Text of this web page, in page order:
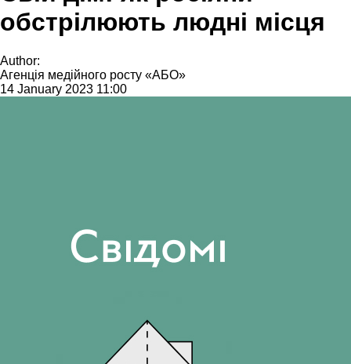
обстрілюють людні місця
Author:
Агенція медійного росту «АБО»
14 January 2023 11:00